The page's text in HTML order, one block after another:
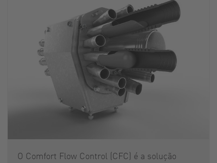
O Comfort Flow Control (CFC) é a solução